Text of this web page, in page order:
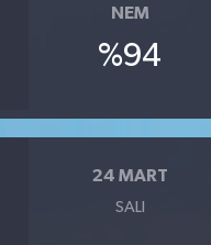
NEM
%94
24 MART
SALI